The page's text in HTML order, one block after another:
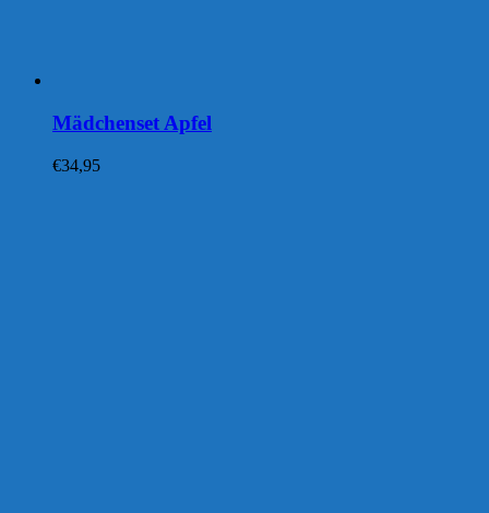
Mädchenset Apfel
€34,95